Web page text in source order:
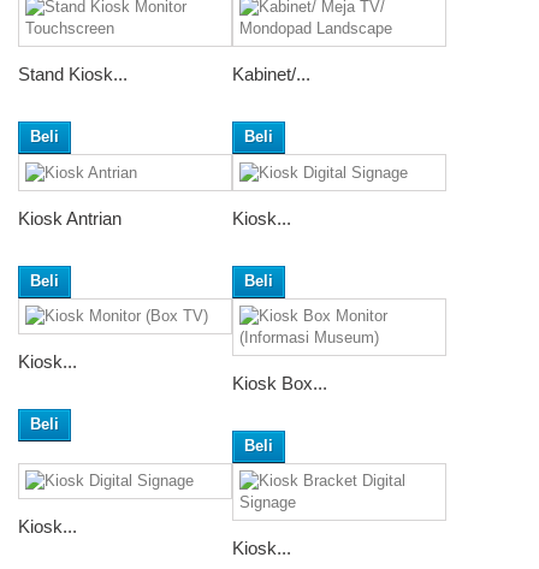
Stand Kiosk...
Beli
Kabinet/...
Beli
Kiosk Antrian
Beli
Kiosk...
Beli
Kiosk...
Beli
Kiosk Box...
Beli
Kiosk...
Kiosk...